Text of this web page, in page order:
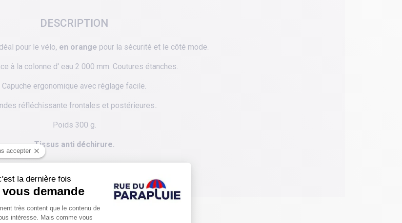
DESCRIPTION
pour le vélo, en orange pour la sécurité et le côté mode.
à la colonne d' eau 2 000 mm. Coutures étanches.
Capuche ergonomique avec réglage facile.
réfléchissante frontales et postérieures..
Poids 300 g.
Tissus anti déchirure.